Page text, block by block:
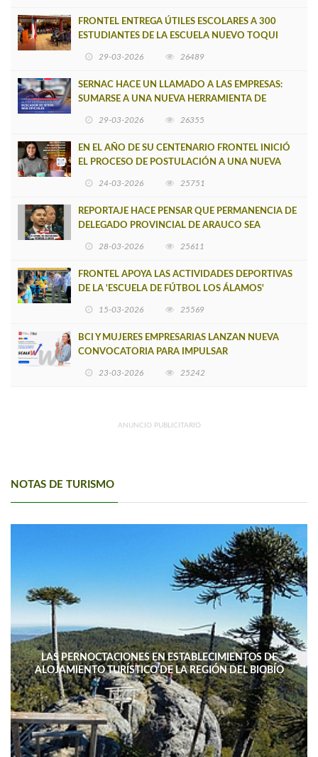
FRONTEL ENTREGA ÚTILES ESCOLARES A 300
ESTUDIANTES DE LA ESCUELA NUEVO TOQUI
29-03-2026 26489
SERNAC HACE UN LLAMADO A LAS EMPRESAS:
SUMARSE A UNA NUEVA HERRAMIENTA DE
29-03-2026 26355
EN EL AÑO DE SU CENTENARIO FRONTEL INICIÓ
EL PROCESO DE POSTULACIÓN A UNA NUEVA
24-03-2026 25751
REPORTAJE HACE PENSAR QUE PERMANENCIA DE
DELEGADO PROVINCIAL DE ARAUCO SEA
28-03-2026 25611
FRONTEL APOYA LAS ACTIVIDADES DEPORTIVAS
DE LA 'ESCUELA DE FÚTBOL LOS ÁLAMOS'
15-03-2026 25569
BCI Y MUJERES EMPRESARIAS LANZAN NUEVA
CONVOCATORIA PARA IMPULSAR
23-03-2026 25242
ANUNCIO PUBLICITARIO
NOTAS DE TURISMO
GOLPE AL COMERCIO Y AL TURISMO